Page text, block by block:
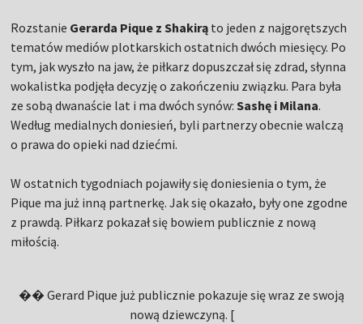
Rozstanie Gerarda Pique z Shakirą to jeden z najgorętszych
tematów mediów plotkarskich ostatnich dwóch miesięcy. Po
tym, jak wyszło na jaw, że piłkarz dopuszczał się zdrad, słynna
wokalistka podjęła decyzję o zakończeniu związku. Para była
ze sobą dwanaście lat i ma dwóch synów:Sashę i Milana.
Według medialnych doniesień, byli partnerzy obecnie walczą
o prawa do opieki nad dziećmi.
W ostatnich tygodniach pojawiły się doniesienia o tym, że
Pique ma już inną partnerkę. Jak się okazało, były one zgodne
z prawdą. Piłkarz pokazał się bowiem publicznie z nową
miłością.
�� Gerard Pique już publicznie pokazuje się wraz ze swoją
nową dziewczyną. [